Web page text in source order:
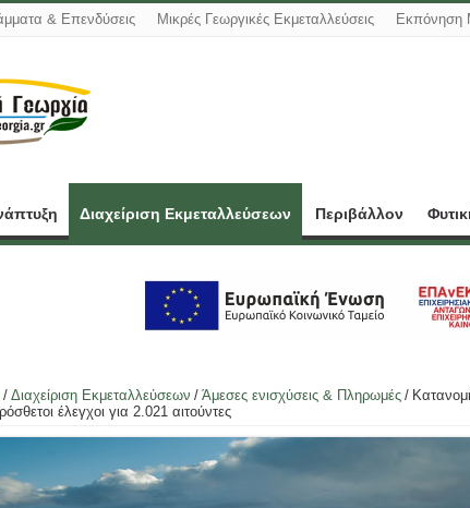
& Επενδύσεις Μικρές Γεωργικές Εκμεταλλεύσεις Εκπόνηση
Διαχείριση Εκμεταλλεύσεων Περιβάλλον
/ Διαχείριση Εκμεταλλεύσεων / Άμεσες ενισχύσεις & Πληρωμές /
έλεγχοι για 2.021 αιτούντες